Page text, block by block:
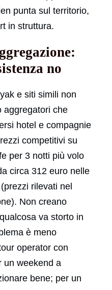
punta sul territorio,
in struttura.
no
e siti simili non
aggregatori che
hotel e compagnie
competitivi su
per 3 notti più volo
circa 312 euro nelle
rilevati nel
Non creano
va storto in
è meno
operator con
un weekend a
bene; per un